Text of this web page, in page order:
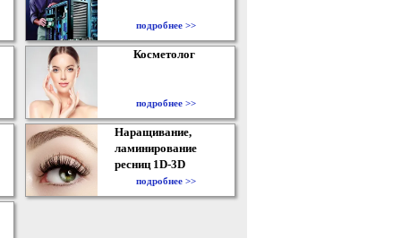
подробнее >>
Косметолог
подробнее >>
Наращивание,
ламинирование
ресниц 1D-3D
подробнее >>